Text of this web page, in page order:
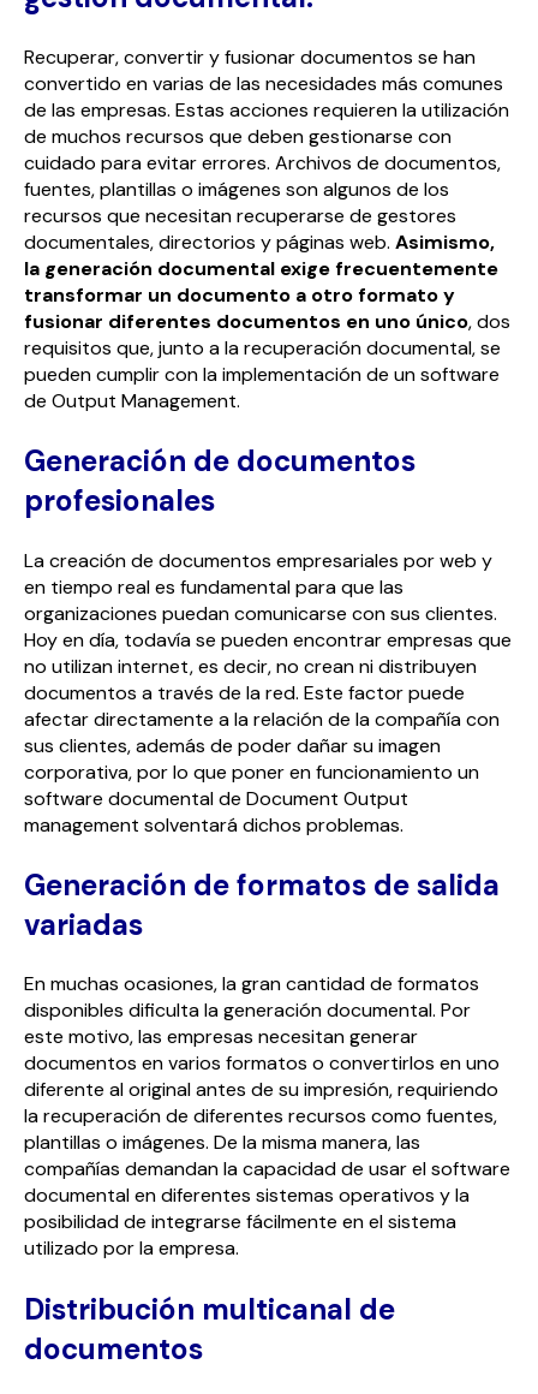
Recuperar, convertir y fusionar documentos se han
convertido en varias de las necesidades más comunes
de las empresas. Estas acciones requieren la utilización
de muchos recursos que deben gestionarse con
cuidado para evitar errores. Archivos de documentos,
fuentes, plantillas o imágenes son algunos de los
recursos que necesitan recuperarse de gestores
documentales, directorios y páginas web. Asimismo,
la generación documental exige frecuentemente
transformar un documento a otro formato y
fusionar diferentes documentos en uno único, dos
requisitos que, junto a la recuperación documental, se
pueden cumplir con la implementación de un software
de Output Management.
Generación de documentos
profesionales
La creación de documentos empresariales por web y
en tiempo real es fundamental para que las
organizaciones puedan comunicarse con sus clientes.
Hoy en día, todavía se pueden encontrar empresas que
no utilizan internet, es decir, no crean ni distribuyen
documentos a través de la red. Este factor puede
afectar directamente a la relación de la compañía con
sus clientes, además de poder dañar su imagen
corporativa, por lo que poner en funcionamiento un
software documental de Document Output
management solventará dichos problemas.
Generación de formatos de salida
variadas
En muchas ocasiones, la gran cantidad de formatos
disponibles dificulta la generación documental. Por
este motivo, las empresas necesitan generar
documentos en varios formatos o convertirlos en uno
diferente al original antes de su impresión, requiriendo
la recuperación de diferentes recursos como fuentes,
plantillas o imágenes. De la misma manera, las
compañías demandan la capacidad de usar el software
documental en diferentes sistemas operativos y la
posibilidad de integrarse fácilmente en el sistema
utilizado por la empresa.
Distribución multicanal de
documentos